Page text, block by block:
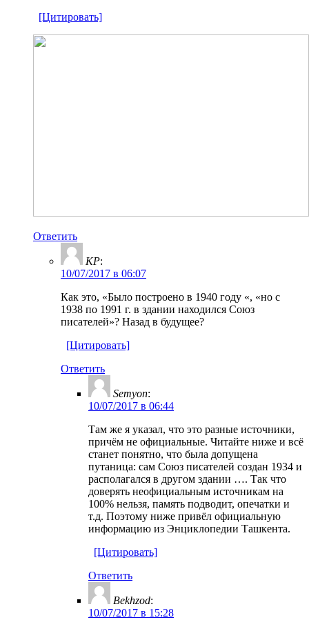
[Цитировать]
Ответить
KP:
10/07/2017 в 06:07
Как это, «Было построено в 1940 году «, «но с
1938 по 1991 г. в здании находился Союз
писателей»? Назад в будущее?
[Цитировать]
Ответить
Semyon:
10/07/2017 в 06:44
Там же я указал, что это разные источники,
причём не официальные. Читайте ниже и всё
станет понятно, что была допущена
путаница: сам Союз писателей создан 1934 и
располагался в другом здании …. Так что
доверять неофициальным источникам на
100% нельзя, память подводит, опечатки и
т.д. Поэтому ниже привёл официальную
информацию из Энциклопедии Ташкента.
[Цитировать]
Ответить
Bekhzod:
10/07/2017 в 15:28